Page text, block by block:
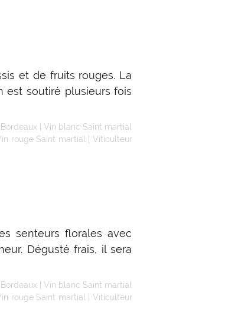
et de fruits rouges. La
est soutiré plusieurs fois
| Vin blanc Saint martial
rouge Saint martial
Viticulteur
senteurs florales avec
Dégusté frais, il sera
| Vin blanc Saint martial
rouge Saint martial
Viticulteur